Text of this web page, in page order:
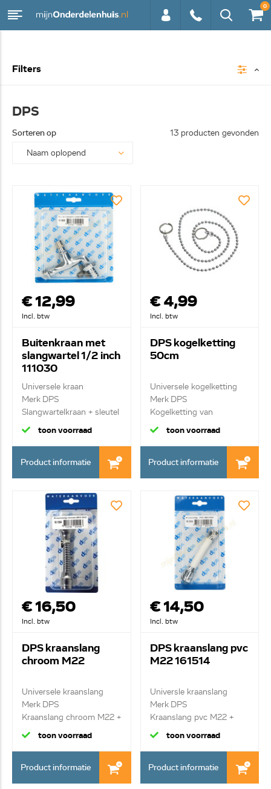
0
Filters
DPS
Sorteren op 13 producten gevonden
€ 12,99
Incl. btw
Buitenkraan met
slangwartel 1/2 inch
111030
Universele kraan
Merk DPS
Slangwartelkraan + sleutel
+ war...
toon voorraad
Product informatie
€ 4,99
Incl. btw
DPS kogelketting
50cm
Universele kogelketting
Merk DPS
Kogelketting van
plugstop...
toon voorraad
Product informatie
€ 16,50
Incl. btw
DPS kraanslang
chroom M22
Universele kraanslang
Merk DPS
Kraanslang chroom M22 +
afd...
toon voorraad
Product informatie
€ 14,50
Incl. btw
DPS kraanslang pvc
M22 161514
Universle kraanslang
Merk DPS
Kraanslang pvc M22 +
afdicht...
toon voorraad
Product informatie